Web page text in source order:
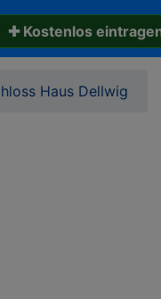
✚ Kostenlos
Haus Dellwig